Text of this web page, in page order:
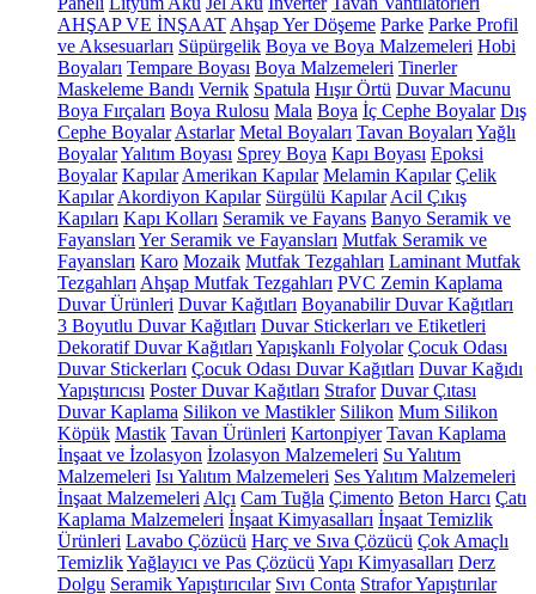
AHŞAP VE İNŞAAT Ahşap Yer Döşeme Parke Parke Profil
ve Aksesuarları Süpürgelik Boya ve Boya Malzemeleri Hobi
Boyaları Tempare Boyası Boya Malzemeleri Tinerler
Maskeleme Bandı Vernik Spatula Hışır Örtü Duvar Macunu
Boya Fırçaları Boya Rulosu Mala Boya İç Cephe Boyalar Dış
Cephe Boyalar Astarlar Metal Boyaları Tavan Boyaları Yağlı
BoyalarYalıtım Boyası Sprey Boya Kapı Boyası Epoksi
Boyalar Kapılar Amerikan Kapılar Melamin Kapılar Çelik
Kapılar Akordiyon Kapılar Sürgülü Kapılar Acil Çıkış
Kapıları Kapı Kolları Seramik ve Fayans Banyo Seramik ve
Fayansları Yer Seramik ve Fayansları Mutfak Seramik ve
Fayansları Karo Mozaik Mutfak Tezgahları Laminant Mutfak
Tezgahları Ahşap Mutfak Tezgahları PVC Zemin Kaplama
Duvar Ürünleri Duvar Kağıtları Boyanabilir Duvar Kağıtları
3 Boyutlu Duvar Kağıtları Duvar Stickerları ve Etiketleri
Dekoratif Duvar Kağıtları Yapışkanlı Folyolar Çocuk Odası
Duvar Stickerları Çocuk Odası Duvar Kağıtları Duvar Kağıdı
Yapıştırıcısı Poster Duvar Kağıtları Strafor Duvar Çıtası
Duvar Kaplama Silikon ve Mastikler Silikon Mum Silikon
Köpük Mastik Tavan Ürünleri Kartonpiyer Tavan Kaplama
İnşaat ve İzolasyon İzolasyon Malzemeleri Su Yalıtım
Malzemeleri Isı Yalıtım Malzemeleri Ses Yalıtım Malzemeleri
İnşaat Malzemeleri Alçı Cam Tuğla Çimento Beton Harcı Çatı
Kaplama Malzemeleri İnşaat Kimyasalları İnşaat Temizlik
Ürünleri Lavabo Çözücü Harç ve Sıva Çözücü Çok Amaçlı
TemizlikYağlayıcı ve Pas Çözücü Yapı Kimyasalları Derz
Dolgu Seramik Yapıştırıcılar Sıvı Conta Strafor Yapıştırılar